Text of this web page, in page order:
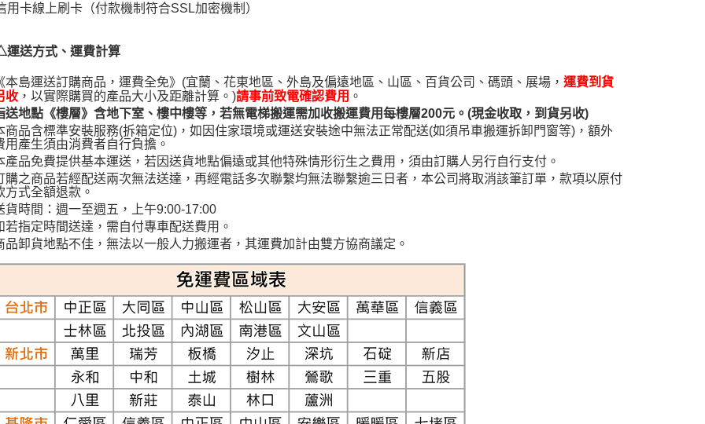
用卡線上刷卡（付款機制符合SSL加密機制）
送方式、運費計算
本島運送訂購商品，運費全免》(宜蘭、花東地區、外島及偏遠地區、山區、百貨公司、碼頭、展場，運費到貨
收 ，以實際購買的產品大小及距離計算。)請事前致電確認費用 。
送地點《樓層》含地下室、樓中樓等，若無電梯搬運需加收搬運費用每樓層200元。(現金收取，到貨另收)
商品含標準安裝服務(拆箱定位)，如因住家環境或運送安裝途中無法正常配送(如須吊車搬運拆卸門窗等)，額外
用產生須由消費者自行負擔。
產品免費提供基本運送，若因送貨地點偏遠或其他特殊情形衍生之費用，須由訂購人另行自行支付。
購之商品若經配送兩次無法送達，再經電話多次聯繫均無法聯繫逾三日者，本公司將取消該筆訂單，款項以原付
方式全額退款。
貨時間：週一至週五，上午9:00-17:00
若指定時間送達，需自付專車配送費用。
品卸貨地點不佳，無法以一般人力搬運者，其運費加計由雙方協商議定。